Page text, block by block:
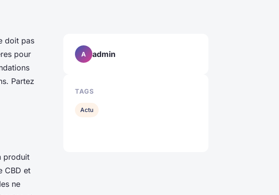
doit pas
pour
Partez
produit
CBD et
ne
A admin
TAGS
Actu